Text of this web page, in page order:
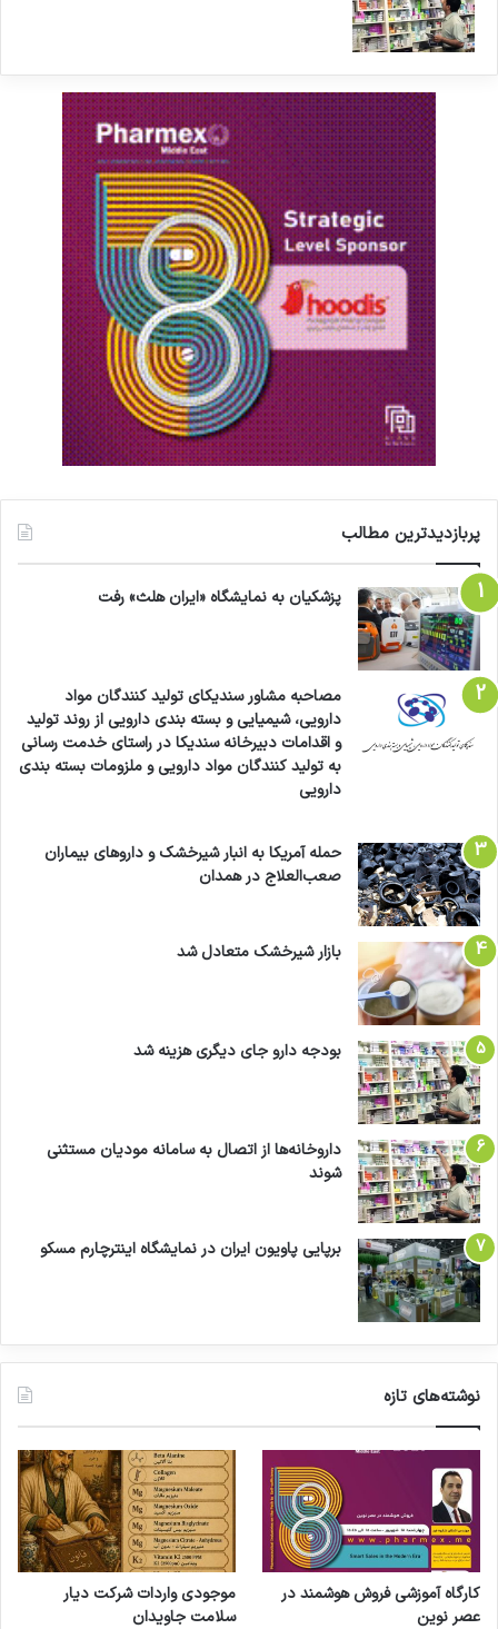
پربازدیدترین مطالب
پزشکیان به نمایشگاه «ایران هلث» رفت
مصاحبه مشاور سندیکای تولید کنندگان مواد
دارویی، شیمیایی و بسته بندی دارویی از روند تولید
و اقدامات دبیرخانه سندیکا در راستای خدمت رسانی
به تولید کنندگان مواد دارویی و ملزومات بسته بندی
دارویی
حمله آمریکا به انبار شیرخشک و داروهای بیماران
صعب‌العلاج در همدان
بازار شیرخشک متعادل شد
بودجه دارو جای دیگری هزینه شد
داروخانه‌ها از اتصال به سامانه مودیان مستثنی
شوند
برپایی پاویون ایران در نمایشگاه اینترچارم مسکو
نوشته‌های تازه
کارگاه آموزشی فروش هوشمند در
عصر نوین
موجودی واردات شرکت دیار
سلامت جاویدان